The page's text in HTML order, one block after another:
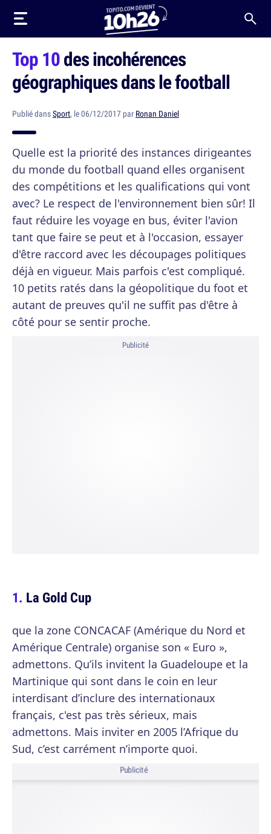
Top 10des incohérences
géographiques dans le football
Publié dansSport, le 06/12/2017 par Ronan Daniel
Quelle est la priorité des instances dirigeantes
du monde du football quand elles organisent
des compétitions et les qualifications qui vont
avec? Le respect de l'environnement bien sûr! Il
faut réduire les voyage en bus, éviter l'avion
tant que faire se peut et à l'occasion, essayer
d'être raccord avec les découpages politiques
déjà en vigueur. Mais parfois c'est compliqué.
10 petits ratés dans la géopolitique du foot et
autant de preuves qu'il ne suffit pas d'être à
côté pour se sentir proche.
Publicité
La Gold Cup
que la zone CONCACAF (Amérique du Nord et
Amérique Centrale) organise son « Euro »,
admettons. Qu’ils invitent la Guadeloupe et la
Martinique qui sont dans le coin en leur
interdisant d’inclure des internationaux
français, c'est pas très sérieux, mais
admettons. Mais inviter en 2005 l’Afrique du
Sud, c’est carrément n’importe quoi.
Publicité